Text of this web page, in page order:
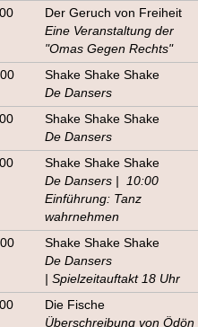
Der Geruch von Freiheit
Eine Veranstaltung der
"Omas Gegen Rechts"
Shake Shake Shake
De Dansers
Shake Shake Shake
De Dansers
Shake Shake Shake
De Dansers | 10:00
Einführung: Tanz
wahrnehmen
Shake Shake Shake
De Dansers
| Spielzeitauftakt 18 Uhr
Die Fische
Überschreibung von Ödön